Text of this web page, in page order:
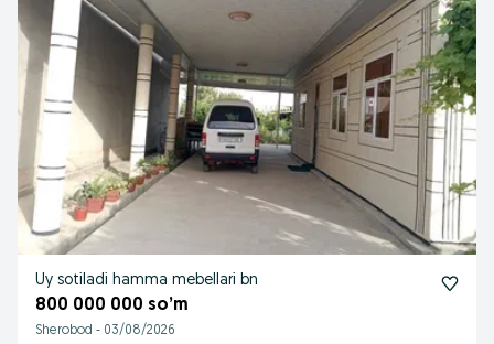
Uy sotiladi hamma mebellari bn
800 000 000 so’m
Sherobod - 03/08/2026